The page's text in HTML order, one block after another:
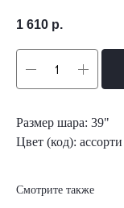
1 610 р.
Размер шара: 39"
Цвет (код): ассорти
Смотрите также